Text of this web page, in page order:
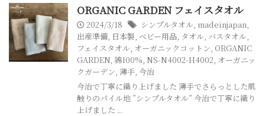
ORGANIC GARDEN フェイスタオル
2024/3/18 シンプルタオル, madeinjapan,
出産準備, 日本製, ベビー用品, タオル, バスタオル,
フェイスタオル, オーガニックコットン, ORGANIC
GARDEN, 綿100%, NS-N4002-H4002, オーガニッ
クガーデン, 薄手, 今治
今治で丁寧に織り上げました 薄手でさらっとした肌
触りのパイル地 ”シンプルタオル” 今治で丁寧に織り
上げました ...